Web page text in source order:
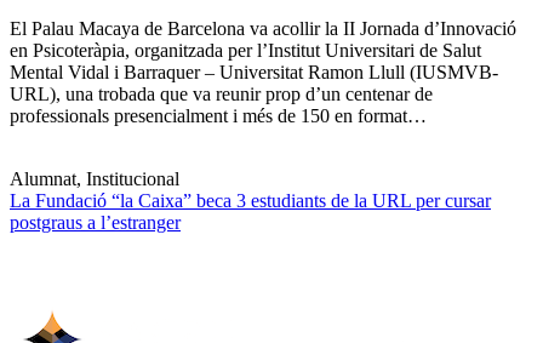
El Palau Macaya de Barcelona va acollir la II Jornada d’Innovació
en Psicoteràpia, organitzada per l’Institut Universitari de Salut
Mental Vidal i Barraquer – Universitat Ramon Llull (IUSMVB-
URL), una trobada que va reunir prop d’un centenar de
professionals presencialment i més de 150 en format…
Alumnat, Institucional
La Fundació “la Caixa” beca 3 estudiants de la URL per cursar
postgraus a l’estranger